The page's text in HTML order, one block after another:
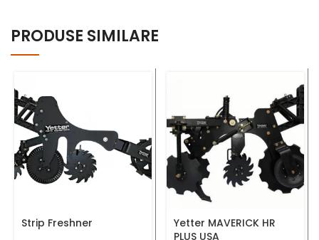
Nume complet *
Număr telefon *
Adresă Email *
PRODUSE SIMILARE
Strip Freshner
Yetter MAVERICK HR
PLUS USA